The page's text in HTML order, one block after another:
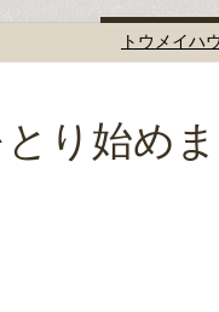
トウメイハ
り始め